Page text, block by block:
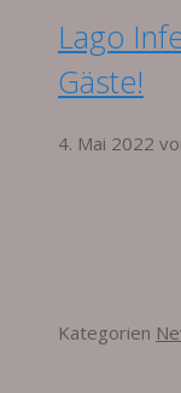
Lago
Gäste!
4. Mai 2022
Kategorien